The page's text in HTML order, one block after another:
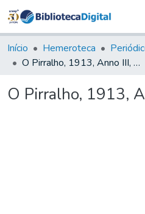
&
Tudo
Início Hemeroteca
O Pirralho, 1913, Anno III, n. 104
O Pirralho, 1913,